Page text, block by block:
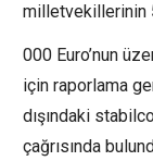
milletvekillerinin
000 Euro’nun
için raporlama
dışındaki
çağrısında